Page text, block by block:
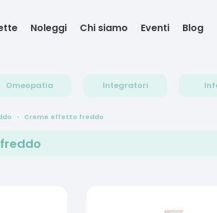
Noleggi Chi siamo Eventi Blog
Omeopatia Integratori
Creme effetto freddo